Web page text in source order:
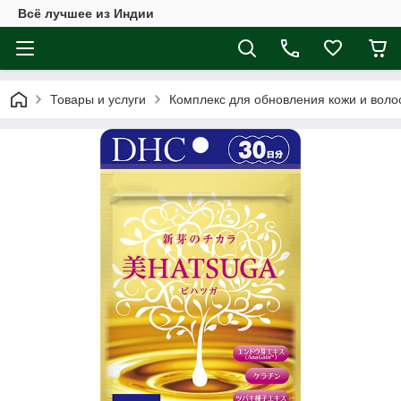
Всё лучшее из Индии
Товары и услуги Комплекс для обновления кожи и